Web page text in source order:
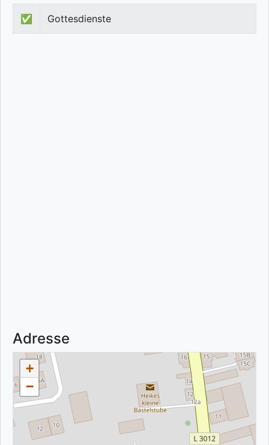
✅ Gottesdienste
Adresse
+
−